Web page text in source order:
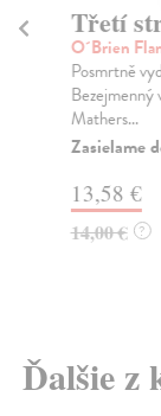
Třetí
O´Brien
Posmrtně
Bezejmenný
Mathers...
Zasielame
13,58 €
14,00 € ?
Ďalšie z